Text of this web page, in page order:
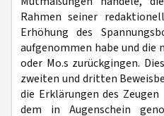
Rahmen seiner
Erhöhung des
aufgenommen habe und die
oder Mo.s zurückgingen.
zweiten und dritten
die Erklärungen des
dem in Augenschein